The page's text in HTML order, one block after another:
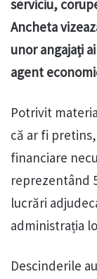
serviciu,
Ancheta
unor angajați
agent
Potrivit
că ar fi
financiare
reprezentând
lucrări
administrația
Descinderile